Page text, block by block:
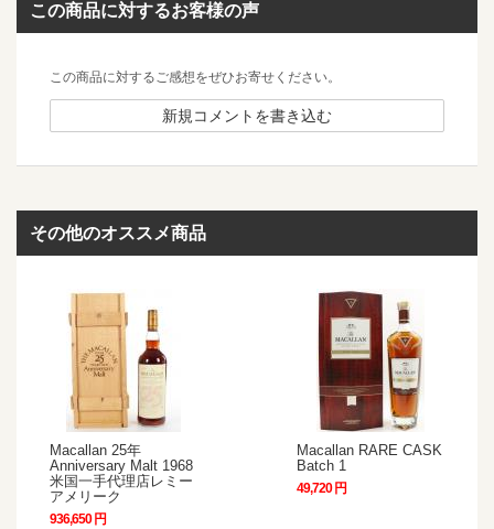
この商品に対するお客様の声
この商品に対するご感想をぜひお寄せください。
新規コメントを書き込む
その他のオススメ商品
Macallan 25年
Anniversary Malt 1968
米国一手代理店レミー
アメリーク
936,650 円
Macallan RARE CASK
Batch 1
49,720 円